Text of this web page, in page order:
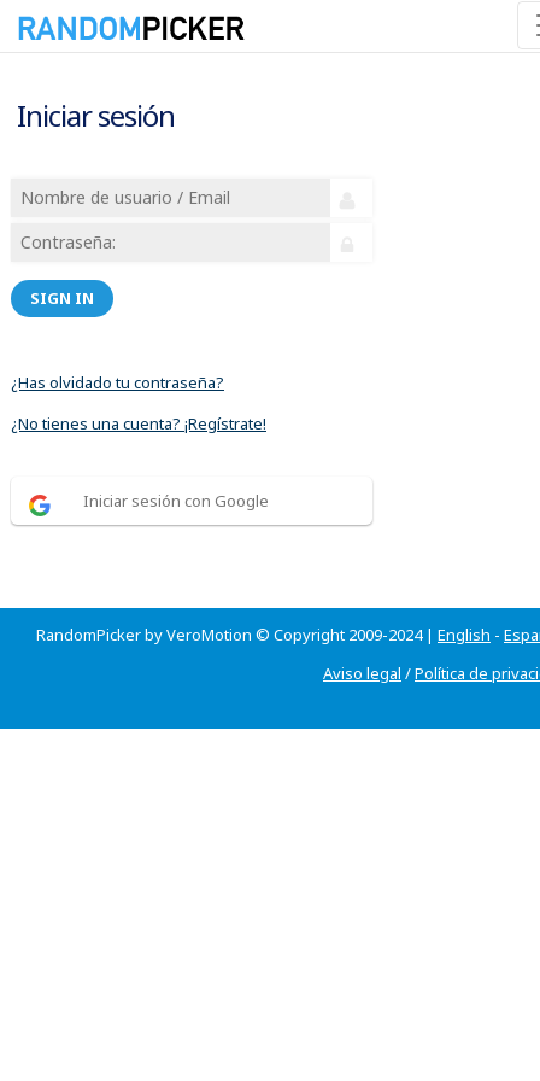
Iniciar sesión
SIGN IN
¿Has olvidado tu contraseña?
¿No tienes una cuenta? ¡Regístrate!
Iniciar sesión con Google
RandomPicker by VeroMotion © Copyright 2009-2024 | English -
Aviso legal /Política de